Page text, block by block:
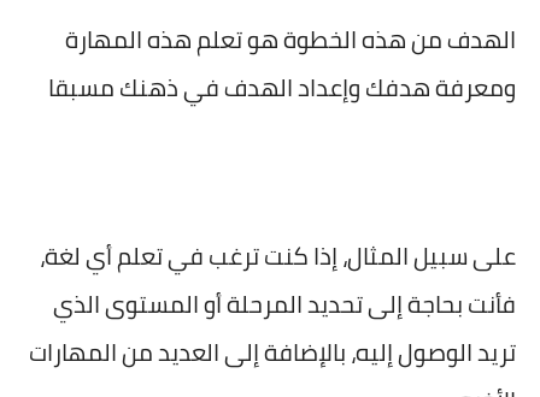
الهدف من هذه الخطوة هو تعلم هذه المهارة
ومعرفة هدفك وإعداد الهدف في ذهنك مسبقا
على سبيل المثال، إذا كنت ترغب في تعلم أي لغة،
فأنت بحاجة إلى تحديد المرحلة أو المستوى الذي
تريد الوصول إليه، بالإضافة إلى العديد من المهارات